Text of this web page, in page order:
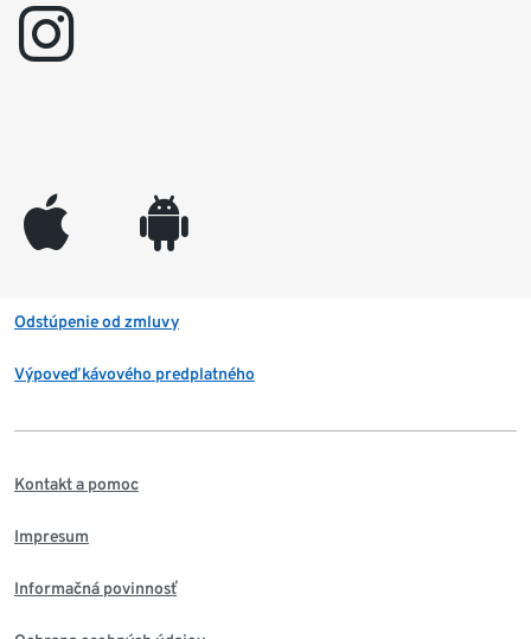
instagram
appleinc android
Odstúpenie od zmluvy
Výpoveď kávového predplatného
Kontakt a pomoc
Impresum
Informačná povinnosť